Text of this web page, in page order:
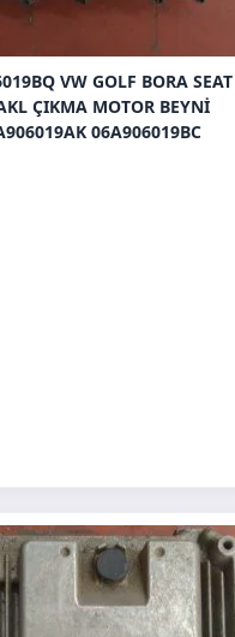
VW GOLF BORA SEAT
ÇIKMA MOTOR BEYNI
06A906019BC